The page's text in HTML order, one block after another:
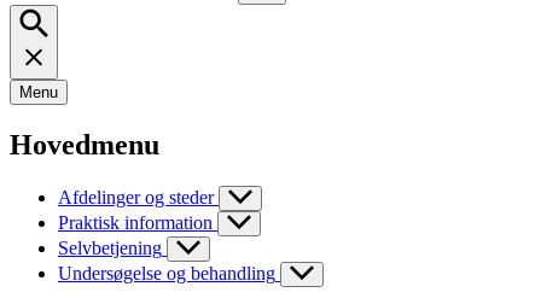
Menu
Hovedmenu
Afdelinger og steder
Praktisk information
Selvbetjening
Undersøgelse og behandling